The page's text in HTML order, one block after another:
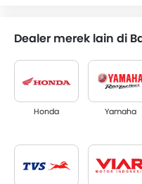
Dealer merek lain di
Honda Yamaha